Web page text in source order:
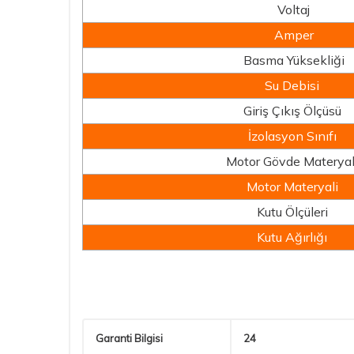
Voltaj
Amper
Basma Yüksekliği
Su Debisi
Giriş Çıkış Ölçüsü
İzolasyon Sınıfı
Motor Gövde
Motor Materyali
Kutu Ölçüleri
Kutu Ağırlığı
Garanti Bilgisi 24